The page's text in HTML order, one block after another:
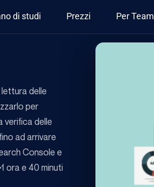
di studi Prezzi Per Team
delle
per
verifica delle
ad arrivare
Console e
ora e 40 minuti